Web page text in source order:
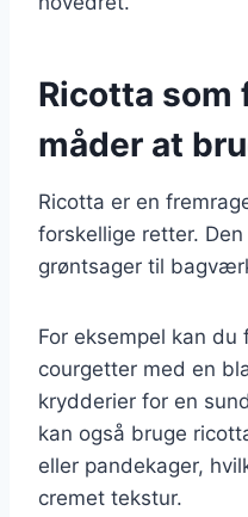
Ricotta som
måder at
Ricotta er en
forskellige retter.
grøntsager til
For eksempel kan
courgetter med en
krydderier for en
kan også bruge
eller pandekager,
cremet tekstur.